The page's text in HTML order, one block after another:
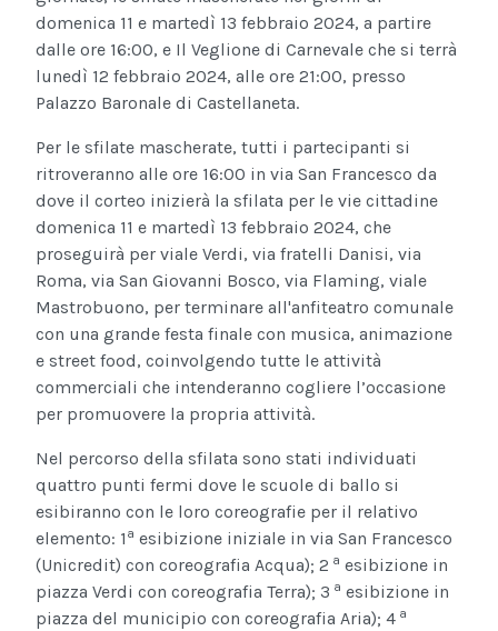
domenica 11 e martedì 13 febbraio 2024, a partire
dalle ore 16:00, e Il Veglione di Carnevale che si terrà
lunedì 12 febbraio 2024, alle ore 21:00, presso
Palazzo Baronale di Castellaneta.
Per le sfilate mascherate, tutti i partecipanti si
ritroveranno alle ore 16:00 in via San Francesco da
dove il corteo inizierà la sfilata per le vie cittadine
domenica 11 e martedì 13 febbraio 2024, che
proseguirà per viale Verdi, via fratelli Danisi, via
Roma, via San Giovanni Bosco, via Flaming, viale
Mastrobuono, per terminare all'anfiteatro comunale
con una grande festa finale con musica, animazione
e street food, coinvolgendo tutte le attività
commerciali che intenderanno cogliere l’occasione
per promuovere la propria attività.
Nel percorso della sfilata sono stati individuati
quattro punti fermi dove le scuole di ballo si
esibiranno con le loro coreografie per il relativo
elemento: 1 a esibizione iniziale in via San Francesco
(Unicredit) con coreografia Acqua); 2 a esibizione in
piazza Verdi con coreografia Terra); 3 a esibizione in
piazza del municipio con coreografia Aria); 4 a